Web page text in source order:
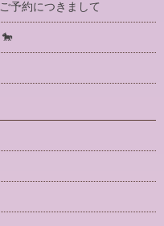
予約につきまして